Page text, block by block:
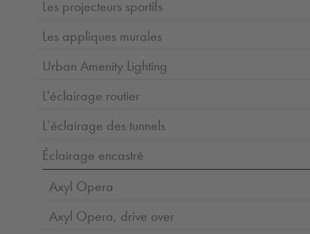
Les projecteurs sportifs
Les appliques murales
Urban Amenity Lighting
L'éclairage routier
L’éclairage des tunnels
Éclairage encastré
Axyl Opera
Axyl Opera, drive over